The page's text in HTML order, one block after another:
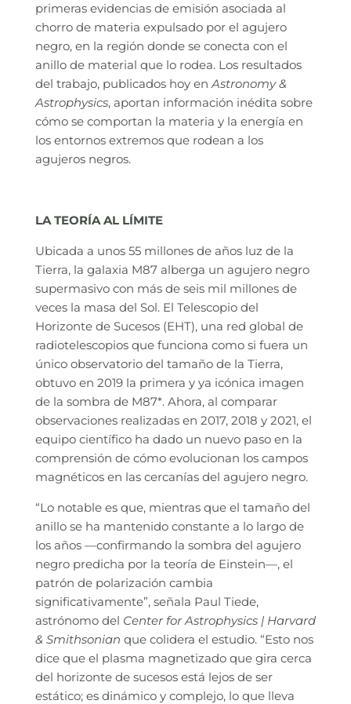
primeras evidencias de emisión asociada al
chorro de materia expulsado por el agujero
negro, en la región donde se conecta con el
anillo de material que lo rodea. Los resultados
del trabajo, publicados hoy enAstronomy &
Astrophysics, aportan información inédita sobre
cómo se comportan la materia y la energía en
los entornos extremos que rodean a los
agujeros negros.
LA TEORÍA AL LÍMITE
Ubicada a unos 55 millones de años luz de la
Tierra, la galaxia M87 alberga un agujero negro
supermasivo con más de seis mil millones de
veces la masa del Sol. El Telescopio del
Horizonte de Sucesos (EHT), una red global de
radiotelescopios que funciona como si fuera un
único observatorio del tamaño de la Tierra,
obtuvo en 2019 la primera y ya icónica imagen
de la sombra de M87*. Ahora, al comparar
observaciones realizadas en 2017, 2018 y 2021, el
equipo científico ha dado un nuevo paso en la
comprensión de cómo evolucionan los campos
magnéticos en las cercanías del agujero negro.
“Lo notable es que, mientras que el tamaño del
anillo se ha mantenido constante a lo largo de
los años —confirmando la sombra del agujero
negro predicha por la teoría de Einstein—, el
patrón de polarización cambia
significativamente”, señala Paul Tiede,
astrónomo del Center for Astrophysics | Harvard
& Smithsonian que colidera el estudio. “Esto nos
dice que el plasma magnetizado que gira cerca
del horizonte de sucesos está lejos de ser
estático; es dinámico y complejo, lo que lleva